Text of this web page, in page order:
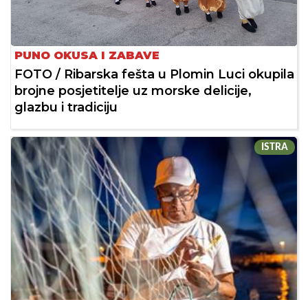
PUNO OKUSA I ZABAVE
FOTO / Ribarska fešta u Plomin Luci okupila
brojne posjetitelje uz morske delicije,
glazbu i tradiciju
ISTRA